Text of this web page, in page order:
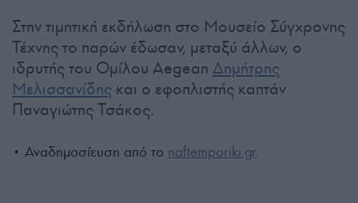
Στην τιμητική εκδήλωση στο Μουσείο Σύγχρονης
Τέχνης το παρών έδωσαν, μεταξύ άλλων, ο
ιδρυτής του Ομίλου Aegean Δημήτρης
Μελισσανίδης και ο εφοπλιστής καπτάν
Παναγιώτης Τσάκος.
• Αναδημοσίευση από το naftemporiki.gr.